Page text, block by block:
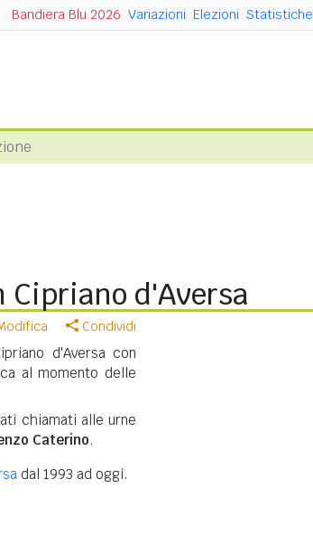
Bandiera Blu 2026 Variazioni Elezioni Statistiche
d'Aversa
Condividi
d'Aversa con
al momento delle
chiamati alle urne
Caterino.
dal 1993 ad oggi.